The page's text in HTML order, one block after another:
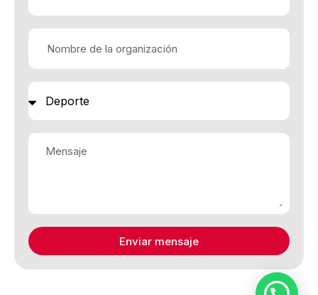
Enviar mensaje